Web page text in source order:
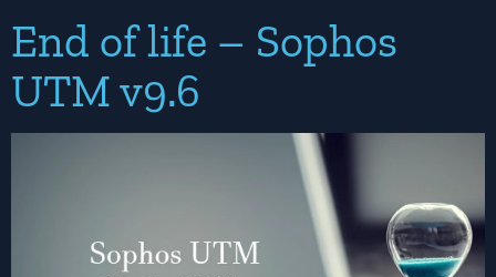
End of life – Sophos
UTM v9.6